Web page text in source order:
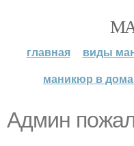
главная виды
маникюр в
Админ